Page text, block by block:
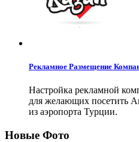
Рекламное Размещение
Настройка рекламной
для желающих посетить
из аэропорта Турции.
Новые Фото